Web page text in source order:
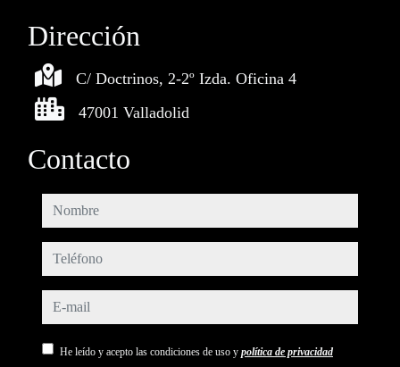
Dirección
C/ Doctrinos, 2-2º Izda. Oficina 4
47001 Valladolid
Contacto
nombre
teléfono
e-mail
He leído y acepto las condiciones de uso y política de privacidad